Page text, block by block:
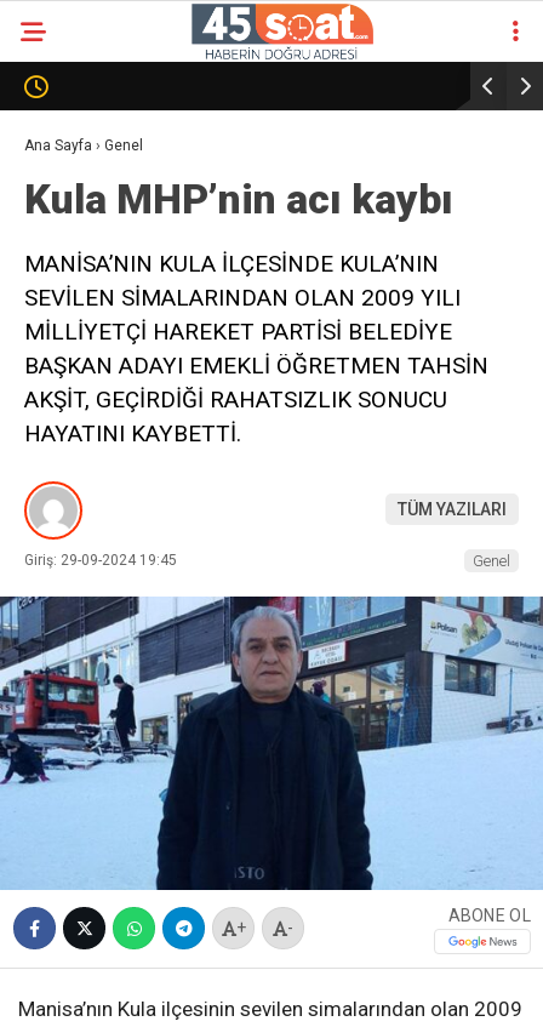
Ana Sayfa › Genel
Kula MHP’nin acı kaybı
MANİSA’NIN KULA İLÇESİNDE KULA’NIN
SEVİLEN SİMALARINDAN OLAN 2009 YILI
MİLLİYETÇİ HAREKET PARTİSİ BELEDİYE
BAŞKAN ADAYI EMEKLİ ÖĞRETMEN TAHSİN
AKŞİT, GEÇİRDİĞİ RAHATSIZLIK SONUCU
HAYATINI KAYBETTİ.
TÜM YAZILARI
Giriş: 29-09-2024 19:45 Genel
+ -
ABONE OL
Manisa’nın Kula ilçesinin sevilen simalarından olan 2009